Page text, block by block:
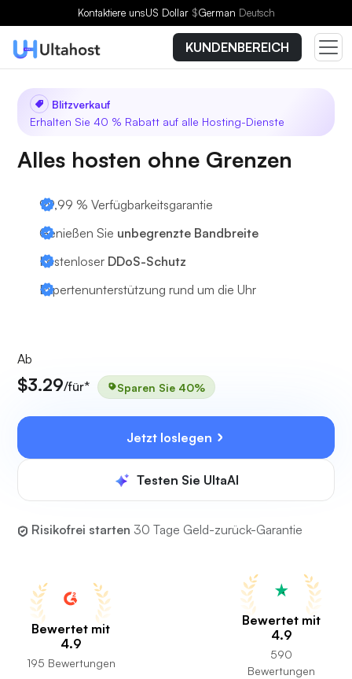
Kontaktiere unsUS Dollar $German Deutsch
KUNDENBEREICH
Blitzverkauf
Erhalten Sie 40 % Rabatt auf alle Hosting-Dienste
Alles hosten ohne Grenzen
99,99 % Verfügbarkeitsgarantie
Genießen Sie unbegrenzte Bandbreite
Kostenloser DDoS-Schutz
Expertenunterstützung rund um die Uhr
Ab
$3.29/für* Sparen Sie 40%
Jetzt loslegen
Testen Sie UltaAI
Risikofrei starten 30 Tage Geld-zurück-Garantie
Bewertet mit
4.9
195 Bewertungen
Bewertet mit
4.9
590
Bewertungen